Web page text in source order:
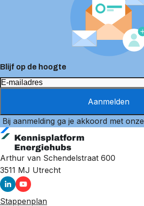
Blijf op de hoogte
Aanmelden
Bij aanmelding ga je akkoord met onze
Arthur van Schendelstraat 600
3511 MJ Utrecht
Stappenplan